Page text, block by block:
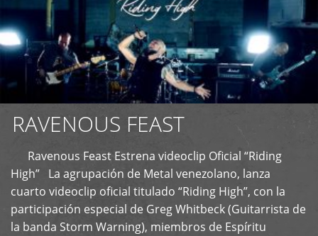
RAVENOUS FEAST
Ravenous Feast Estrena videoclip Oficial “Riding
High” La agrupación de Metal venezolano, lanza
cuarto videoclip oficial titulado “Riding High”, con la
participación especial de Greg Whitbeck (Guitarrista de
la banda Storm Warning), miembros de Espíritu